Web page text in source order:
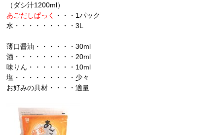
（ダシ汁1200ml）
あごだしぱっく
・・・1パック
水・・・・・・・・・3L
薄口醤油・・・・・・30ml
酒・・・・・・・・・20ml
味りん・・・・・・・10ml
塩・・・・・・・・・少々
お好みの具材・・・・適量